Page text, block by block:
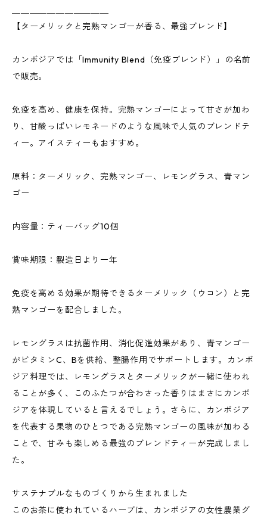
【ターメリックと完熟マンゴーが香る、最強ブレンド】
カンボジアでは「Immunity Blend（免疫ブレンド）」の名前
で販売。
免疫を高め、健康を保持。完熟マンゴーによって甘さが加わ
り、甘酸っぱいレモネードのような風味で人気のブレンドテ
ィー。アイスティーもおすすめ。
原料：ターメリック、完熟マンゴー、レモングラス、青マン
ゴー
内容量：ティーバッグ10個
賞味期限：製造日より一年
免疫を高める効果が期待できるターメリック（ウコン）と完
熟マンゴーを配合しました。
レモングラスは抗菌作用、消化促進効果があり、青マンゴー
がビタミンC、Bを供給、整腸作用でサポートします。カンボ
ジア料理では、レモングラスとターメリックが一緒に使われ
ることが多く、このふたつが合わさった香りはまさにカンボ
ジアを体現していると言えるでしょう。さらに、カンボジア
を代表する果物のひとつである完熟マンゴーの風味が加わる
ことで、甘みも楽しめる最強のブレンドティーが完成しまし
た。
サステナブルなものづくりから生まれました
このお茶に使われているハーブは、カンボジアの女性農業グ